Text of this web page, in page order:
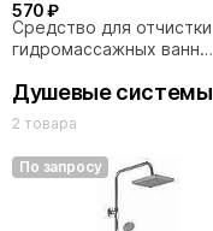
570 ₽
Средство для отчистки
гидромассажных ванн
Душевые системы
2 товара
По запросу